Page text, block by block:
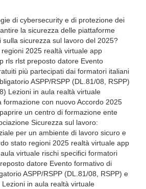
di cybersecurity e di protezione dei
la sicurezza delle piattaforme
sulla sicurezza sul lavoro del 2025?
2025 realtà virtuale app
rls rlst preposto datore Evento
più partecipati dai formatori italiani
ASPP/RSPP (DL.81/08, RSPP)
Lezioni in aula realtà virtuale
formazione con nuovo Accordo 2025
un centro di formazione ente
Sicurezza sul lavoro:
per un ambiente di lavoro sicuro e
stato regioni 2025 realtà virtuale app
virtuale rischi specifici formatori
datore Evento formativo di
ASPP/RSPP (DL.81/08, RSPP) e
in aula realtà virtuale